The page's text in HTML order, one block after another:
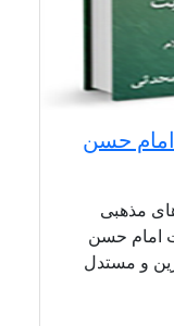
حسن
مذهبی
امام حسن
و مستدل